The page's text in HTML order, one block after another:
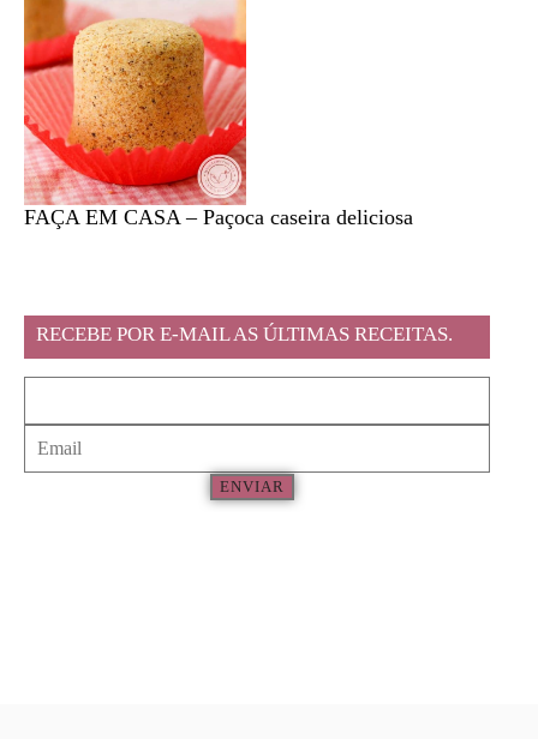
FAÇA EM CASA – Paçoca caseira deliciosa
RECEBE POR E-MAIL AS ÚLTIMAS RECEITAS.
ENVIAR